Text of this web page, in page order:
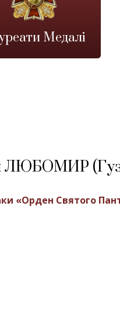
Медалі
ЛЮБОМИР
«Орден Святого